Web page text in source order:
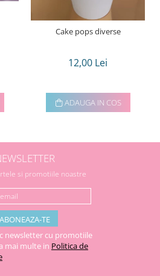
Cake pops diverse
12,00 Lei
ADAUGA IN COS
si promotiile noastre
newsletter cu promotiile
mai multe in Politica de